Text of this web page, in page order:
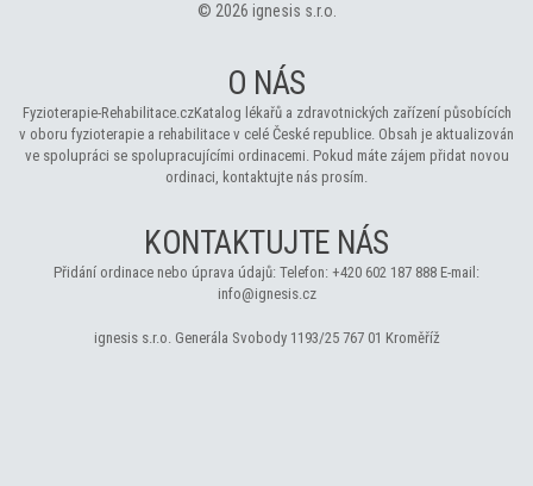
© 2026 ignesis s.r.o.
O NÁS
Fyzioterapie-Rehabilitace.czKatalog lékařů a zdravotnických zařízení působících
v oboru fyzioterapie a rehabilitace v celé České republice. Obsah je aktualizován
ve spolupráci se spolupracujícími ordinacemi. Pokud máte zájem přidat novou
ordinaci, kontaktujte nás prosím.
KONTAKTUJTE NÁS
Přidání ordinace nebo úprava údajů: Telefon: +420 602 187 888 E-mail:
info@ignesis.cz
ignesis s.r.o.Generála Svobody 1193/25767 01 Kroměříž